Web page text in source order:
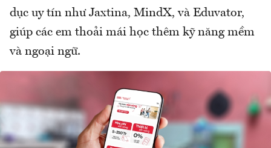
dục uy tín như Jaxtina, MindX, và Eduvator,
giúp các em thoải mái học thêm kỹ năng mềm
và ngoại ngữ.